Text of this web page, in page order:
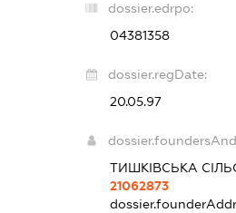
dossier.edrpo:
04381358
dossier.regDate:
20.05.97
ТИШКІВСЬКА
21062873